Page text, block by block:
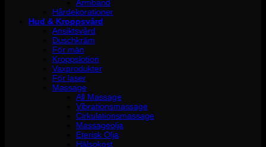
Armband
Hårdekorationer
Hud & Kroppsvård
Ansiktsvård
Duschkräm
För män
Kroppslotion
Vaxprodukter
För laser
Massage
All Massage
Vibrationsmassage
Cirkulationsmassage
Massageolja
Eterisk Olja
Hälsokost